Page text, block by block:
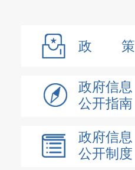
政策
政府信息
公开指南
政府信息
公开制度